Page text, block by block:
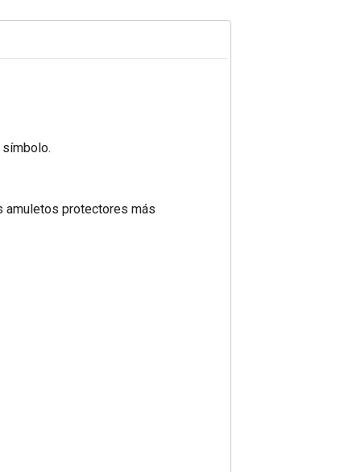
amuletos protectores más